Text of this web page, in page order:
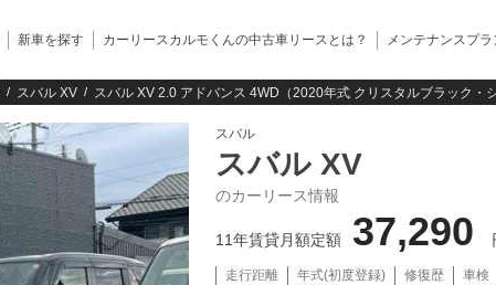
新車を探す カーリースカルモくんの中古車リースとは？ メンテナンスプラ
スバル XV スバル XV 2.0 アドバンス 4WD（2020年式 クリスタルブラック・シ
スバル
スバル XV
のカーリース情報
11年賃貸月額定額 37,290
走行距離
年式(初度登録)
修復歴
車検